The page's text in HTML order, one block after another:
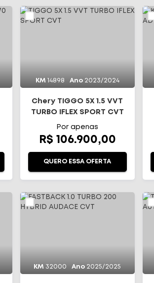
KM 14898 Ano 2023/2024
Chery TIGGO 5X 1.5 VVT
TURBO IFLEX SPORT CVT
Por apenas
R$ 106.900,00
QUERO ESSA OFERTA
KM 32000 Ano 2025/2025